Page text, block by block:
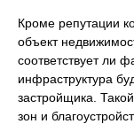
Кроме репутации
объект
соответствует ли
инфраструктура
застройщика.
зон и